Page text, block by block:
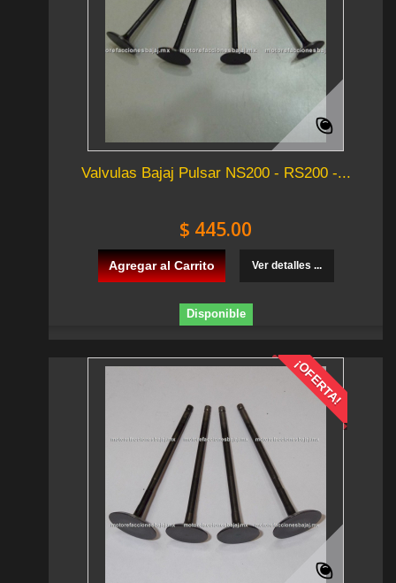
Valvulas Bajaj Pulsar NS200 - RS200 -...
$ 445.00
Agregar al Carrito Ver detalles ...
Disponible
¡OFERTA!